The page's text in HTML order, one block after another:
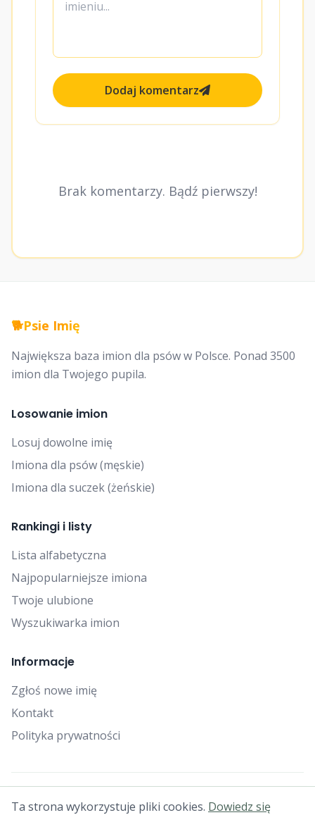
Dodaj komentarz
Brak komentarzy. Bądź pierwszy!
🐕Psie Imię
Największa baza imion dla psów w Polsce. Ponad 3500
imion dla Twojego pupila.
Losowanie imion
Losuj dowolne imię
Imiona dla psów (męskie)
Imiona dla suczek (żeńskie)
Rankingi i listy
Lista alfabetyczna
Najpopularniejsze imiona
Twoje ulubione
Wyszukiwarka imion
Informacje
Zgłoś nowe imię
Kontakt
Polityka prywatności
© 2025 Falcon Bytes. Wszelkie prawa zastrzeżone.
Ta strona wykorzystuje pliki cookies. Dowiedz się